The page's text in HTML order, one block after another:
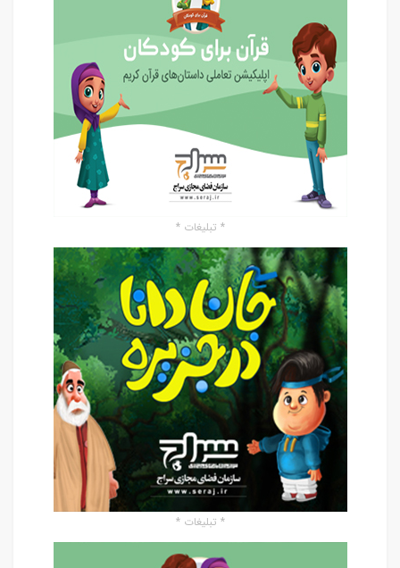
* تبلیغات *
* تبلیغات *